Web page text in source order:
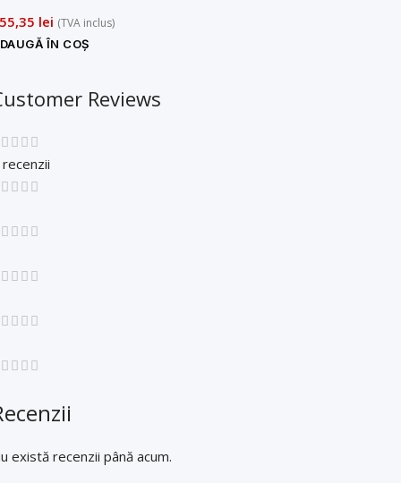
lei (TVA inclus)
ÎN COȘ
Reviews
există recenzii până acum.